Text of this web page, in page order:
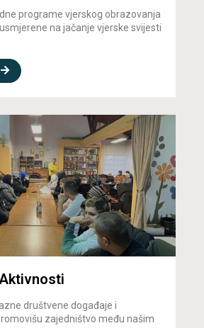
programe vjerskog obrazovanja
na jačanje vjerske svijesti
društvene događaje i
zajedništvo među našim